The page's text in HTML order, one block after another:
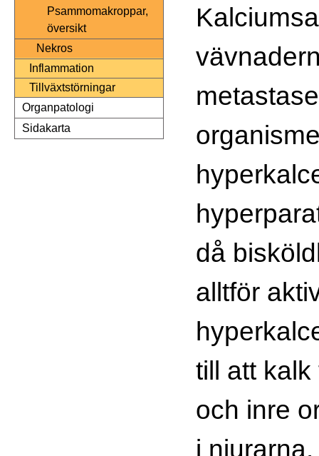
Psammomakroppar,
översikt
Nekros
Inflammation
Tillväxtstörningar
Organpatologi
Sidakarta
då
alltför
till att
och inre
i njurarna.